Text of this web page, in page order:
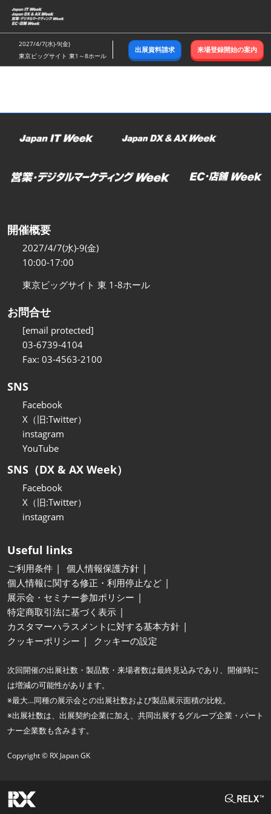
ス
キ
ッ
し
む
2027/4/7(水)-9(金)
東京ビッグサイト 東1～8ホール
出展資料請求 来場登録開始の案内
開催概要
2027/4/7(水)-9(金)
10:00-17:00
東京ビッグサイト 東 1-8ホール
お問合せ
[email protected]
03-6739-4104
Fax: 03-4563-2100
SNS
Facebook
X（旧:Twitter）
instagram
YouTube
SNS（DX & AX Week）
Facebook
X（旧:Twitter）
instagram
Useful links
ご利用条件
個人情報保護方針
個人情報に関する修正・利用停止など
展示会・セミナー参加ポリシー
特定商取引法に基づく表示
カスタマーハラスメントに対する基本方針
クッキーポリシー
クッキーの設定
次回開催の出展社数・製品数・来場者数は最終見込みであり、開催時に
は増減の可能性があります。
※最大…同種の展示会との出展社数および製品展示面積の比較。
※出展社数は、出展契約企業に加え、共同出展するグループ企業・パート
ナー企業数も含みます。
Copyright © RX Japan GK